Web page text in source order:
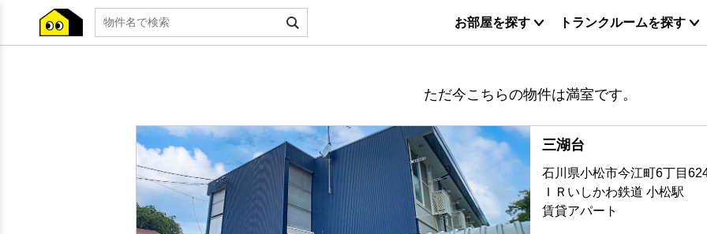
お部屋を探す トランクルームを探す
ただ今こちらの物件は満室です。
三湖台
石川県小松市今江町6丁目
ＩＲいしかわ鉄道 小松駅
賃貸アパート